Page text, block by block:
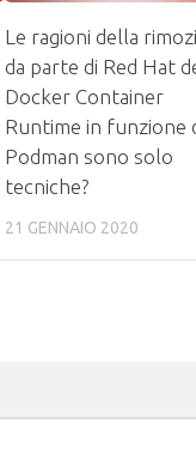
Le ragioni della
da parte di Red Hat
Docker Container
Runtime in funzione
Podman sono solo
tecniche?
21 GENNAIO 2020